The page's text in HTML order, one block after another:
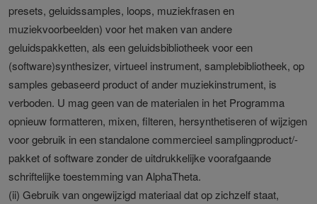
presets, geluidssamples, loops, muziekfrasen en
muziekvoorbeelden) voor het maken van andere
geluidspakketten, als een geluidsbibliotheek voor een
(software)synthesizer, virtueel instrument, samplebibliotheek, op
samples gebaseerd product of ander muziekinstrument, is
verboden. U mag geen van de materialen in het Programma
opnieuw formatteren, mixen, filteren, hersynthetiseren of wijzigen
voor gebruik in een standalone commercieel samplingproduct/-
pakket of software zonder de uitdrukkelijke voorafgaande
schriftelijke toestemming van AlphaTheta.
(ii) Gebruik van ongewijzigd materiaal dat op zichzelf staat,